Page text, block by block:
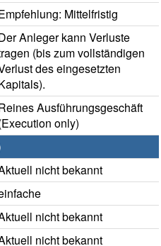
Mittelfristig
Anleger kann Verluste
(bis zum vollständigen
des eingesetzten
Ausführungsgeschäft
only)
nicht bekannt
nicht bekannt
nicht bekannt